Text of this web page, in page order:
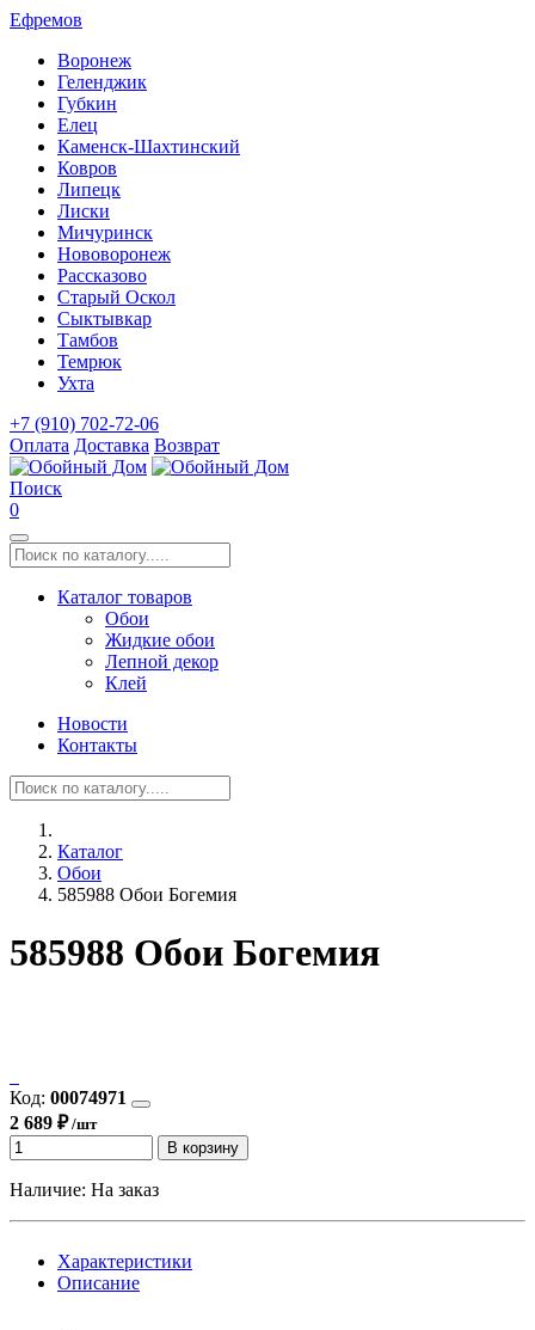
Ефремов
Воронеж
Геленджик
Губкин
Елец
Каменск-Шахтинский
Ковров
Липецк
Лиски
Мичуринск
Нововоронеж
Рассказово
Старый Оскол
Сыктывкар
Тамбов
Темрюк
Ухта
+7 (910) 702-72-06
Оплата Доставка Возврат
Поиск
0
Каталог товаров
Обои
Жидкие обои
Лепной декор
Клей
Новости
Контакты
Каталог
Обои
585988 Обои Богемия
585988 Обои Богемия
Код: 00074971
2 689 ₽/шт
В корзину
Наличие: На заказ
Характеристики
Описание